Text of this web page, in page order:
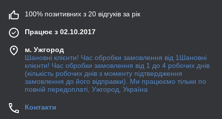
100% позитивних з 20 відгуків за рік
Працює з 02.10.2017
м. Ужгород
Шановні клієнти! Час обробки замовлення від 1Шановні
клієнти! Час обробки замовлення від 1 до 4 робочих днів
(кількість робочих днів з моменту підтвердження
замовлення до його відправки). Ми працюємо тільки по
повній передоплаті, Ужгород, Україна
Контакти